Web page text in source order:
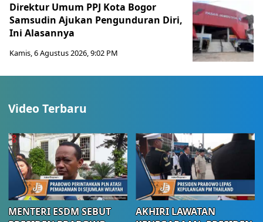
Direktur Umum PPJ Kota Bogor
Samsudin Ajukan Pengunduran Diri,
Ini Alasannya
Kamis, 6 Agustus 2026, 9:02 PM
Video Terbaru
MENTERI ESDM SEBUT
AKHIRI LAWATAN